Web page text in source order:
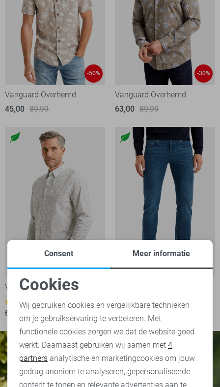
-50%
Vanguard Overhemd
45,00 89,99
-30%
Vanguard Overhemd
63,00 89,99
Vanguard Overhemd
63,00 89,99 129,99
Noodzakelijke cookies
Personalisatie cookies
Analytische cookies
Marketing cookies
Consent Meer informatie
Cookies
Wij gebruiken cookies en vergelijkbare technieken
om je gebruikservaring te verbeteren. Met
functionele cookies zorgen we dat de website goed
werkt. Daarnaast gebruiken wij samen met 4
partners analytische en marketingcookies om jouw
gedrag anoniem te analyseren, gepersonaliseerde
content te tonen en relevante advertenties aan te